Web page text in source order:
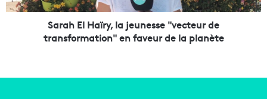
a
a
Sarah El Haïry, la jeunesse "vecteur de
transformation" en faveur de la planète